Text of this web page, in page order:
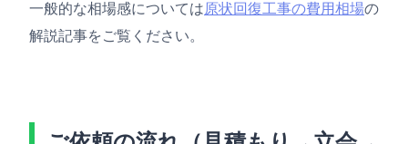
一般的な相場感については原状回復工事の費用相場の
解説記事をご覧ください。